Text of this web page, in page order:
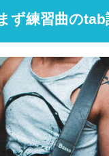
ず練習曲のtab